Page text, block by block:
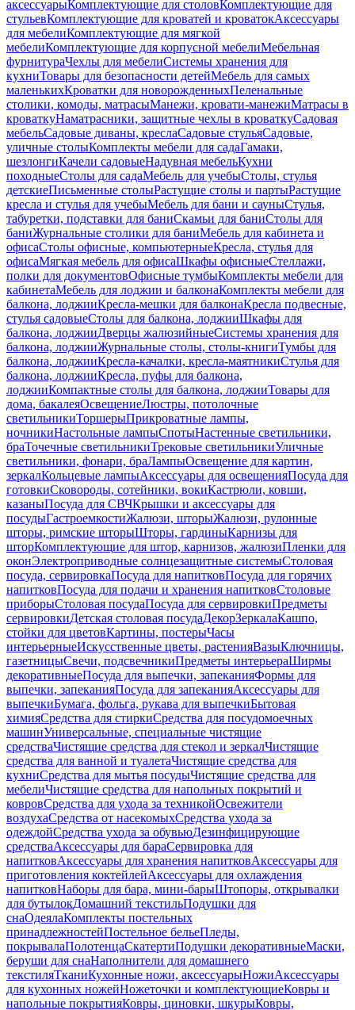
аксессуарыКомплектующие для столовКомплектующие для
стульевКомплектующие для кроватей и кроватокАксессуары
для мебелиКомплектующие для мягкой
мебелиКомплектующие для корпусной мебелиМебельная
фурнитураЧехлы для мебелиСистемы хранения для
кухниТовары для безопасности детейМебель для самых
маленькихКроватки для новорожденныхПеленальные
столики, комоды, матрасыМанежи, кровати-манежиМатрасы в
кроваткуНаматрасники, защитные чехлы в кроваткуСадовая
мебельСадовые диваны, креслаСадовые стульяСадовые,
уличные столыКомплекты мебели для садаГамаки,
шезлонгиКачели садовыеНадувная мебельКухни
походныеСтолы для садаМебель для учебыСтолы, стулья
детскиеПисьменные столыРастущие столы и партыРастущие
кресла и стулья для учебыМебель для бани и сауныСтулья,
табуретки, подставки для баниСкамьи для баниСтолы для
баниЖурнальные столики для баниМебель для кабинета и
офисаСтолы офисные, компьютерныеКресла, стулья для
офисаМягкая мебель для офисаШкафы офисныеСтеллажи,
полки для документовОфисные тумбыКомплекты мебели для
кабинетаМебель для лоджии и балконаКомплекты мебели для
балкона, лоджииКресла-мешки для балконаКресла подвесные,
стулья садовыеСтолы для балкона, лоджииШкафы для
балкона, лоджииДверцы жалюзийныеСистемы хранения для
балкона, лоджииЖурнальные столы, столы-книгиТумбы для
балкона, лоджииКресла-качалки, кресла-маятникиСтулья для
балкона, лоджииКресла, пуфы для балкона,
лоджииКомпактные столы для балкона, лоджииТовары для
дома, бакалеяОсвещениеЛюстры, потолочные
светильникиТоршерыПрикроватные лампы,
ночникиНастольные лампыСпотыНастенные светильники,
браТочечные светильникиТрековые светильникиУличные
светильники, фонари, браЛампыОсвещение для картин,
зеркалКольцевые лампыАксессуары для освещенияПосуда для
готовкиСковороды, сотейники, вокиКастрюли, ковши,
казаныПосуда для СВЧКрышки и аксессуары для
посудыГастроемкостиЖалюзи, шторыЖалюзи, рулонные
шторы, римские шторыШторы, гардиныКарнизы для
шторКомплектующие для штор, карнизов, жалюзиПленки для
оконЭлектроприводные солнцезащитные системыСтоловая
посуда, сервировкаПосуда для напитковПосуда для горячих
напитковПосуда для подачи и хранения напитковСтоловые
приборыСтоловая посудаПосуда для сервировкиПредметы
сервировкиДетская столовая посудаДекорЗеркалаКашпо,
стойки для цветовКартины, постерыЧасы
интерьерныеИскусственные цветы, растенияВазыКлючницы,
газетницыСвечи, подсвечникиПредметы интерьераШирмы
декоративныеПосуда для выпечки, запеканияФормы для
выпечки, запеканияПосуда для запеканияАксессуары для
выпечкиБумага, фольга, рукава для выпечкиБытовая
химияСредства для стиркиСредства для посудомоечных
машинУниверсальные, специальные чистящие
средстваЧистящие средства для стекол и зеркалЧистящие
средства для ванной и туалетаЧистящие средства для
кухниСредства для мытья посудыЧистящие средства для
мебелиЧистящие средства для напольных покрытий и
ковровСредства для ухода за техникойОсвежители
воздухаСредства от насекомыхСредства ухода за
одеждойСредства ухода за обувьюДезинфицирующие
средстваАксессуары для бараСервировка для
напитковАксессуары для хранения напитковАксессуары для
приготовления коктейлейАксессуары для охлаждения
напитковНаборы для бара, мини-барыШтопоры, открывалки
для бутылокДомашний текстильПодушки для
снаОдеялаКомплекты постельных
принадлежностейПостельное бельеПледы,
покрывалаПолотенцаСкатертиПодушки декоративныеМаски,
беруши для снаНаполнители для домашнего
текстиляТканиКухонные ножи, аксессуарыНожиАксессуары
для кухонных ножейНожеточки и комплектующиеКовры и
напольные покрытияКовры, циновки, шкурыКовры,